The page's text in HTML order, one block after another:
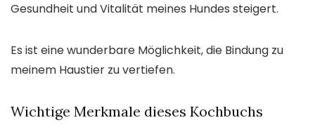
Gesundheit und Vitalität meines Hundes steigert.
Es ist eine wunderbare Möglichkeit, die Bindung zu
meinem Haustier zu vertiefen.
Wichtige Merkmale dieses Kochbuchs